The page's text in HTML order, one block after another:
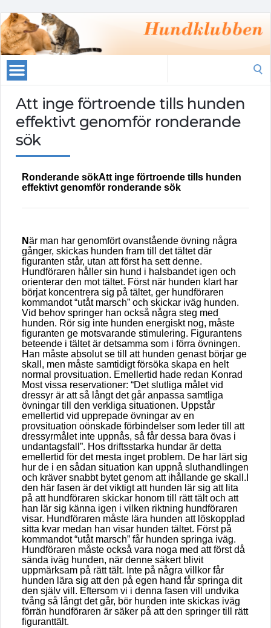
Att inge förtroende tills hunden
effektivt genomför ronderande
sök
Ronderande sökAtt inge förtroende tills hunden
effektivt genomför ronderande sök
När man har genomfört ovanstående övning några
gånger, skickas hunden fram till det tältet där
figuranten står, utan att först ha sett denne.
Hundföraren håller sin hund i halsbandet igen och
orienterar den mot tältet. Först när hunden klart har
börjat koncentrera sig på tältet, ger hundföraren
kommandot “utåt marsch” och skickar iväg hunden.
Vid behov springer han också några steg med
hunden. Rör sig inte hunden energiskt nog, måste
figuranten ge motsvarande stimulering. Figurantens
beteende i tältet är detsamma som i förra övningen.
Han måste absolut se till att hunden genast börjar ge
skall, men måste samtidigt försöka skapa en helt
normal provsituation. Emellertid hade redan Konrad
Most vissa reservationer: “Det slutliga målet vid
dressyr är att så långt det går anpassa samtliga
övningar till den verkliga situationen. Uppstår
emellertid vid upprepade övningar av en
provsituation oönskade förbindelser som leder till att
dressyrmålet inte uppnås, så får dessa bara övas i
undantagsfall”. Hos driftsstarka hundar är detta
emellertid för det mesta inget problem. De har lärt sig
hur de i en sådan situation kan uppnå sluthandlingen
och kräver snabbt bytet genom att ihållande ge skall.
den här fasen är det viktigt att hunden lär sig att lita
på att hundföraren skickar honom till rätt tält och att
han lär sig känna igen i vilken riktning hundföraren
visar. Hundföraren måste lära hunden att löskopplad
sitta kvar medan han visar hunden tältet. Först på
kommandot “utåt marsch” får hunden springa iväg.
Hundföraren måste också vara noga med att först då
sända iväg hunden, när denne säkert blivit
uppmärksam på rätt tält. Inte på några villkor får
hunden lära sig att den på egen hand får springa dit
den själv vill. Eftersom vi i denna fasen vill undvika
tvång så långt det går, bör hunden inte skickas iväg
förrän hundföraren är säker på att den springer till rätt
figuranttält.